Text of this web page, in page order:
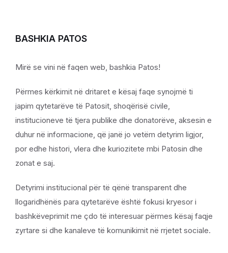
BASHKIA PATOS
Mirë se vini në faqen web, bashkia Patos!
Përmes kërkimit në dritaret e kësaj faqe synojmë ti
japim qytetarëve të Patosit, shoqërisë civile,
institucioneve të tjera publike dhe donatorëve, aksesin e
duhur në informacione, që janë jo vetëm detyrim ligjor,
por edhe histori, vlera dhe kuriozitete mbi Patosin dhe
zonat e saj.
Detyrimi institucional për të qënë transparent dhe
llogaridhënës para qytetarëve është fokusi kryesor i
bashkëveprimit me çdo të interesuar përmes kësaj faqje
zyrtare si dhe kanaleve të komunikimit në rrjetet sociale.